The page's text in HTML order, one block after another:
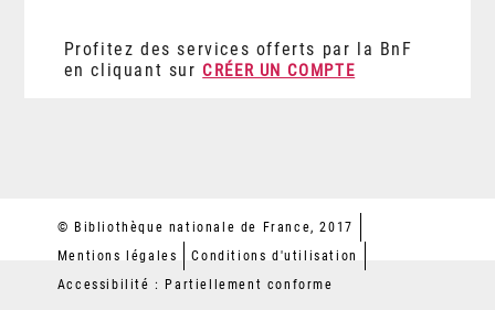
Profitez des services offerts par la BnF
en cliquant sur CRÉER UN COMPTE
© Bibliothèque nationale de France, 2017
Mentions légales
Conditions d'utilisation
Accessibilité : Partiellement conforme